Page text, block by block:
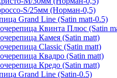
S/25мм (Норман-0,5)
Grand Line (Satin matt-0.5)
Квинта Плюс (Satin
Камея (Satin matt)
Classic (Satin matt)
Квадро (Satin matt)
Кредо (Satin matt)
Grand Line (Satin-0.5)